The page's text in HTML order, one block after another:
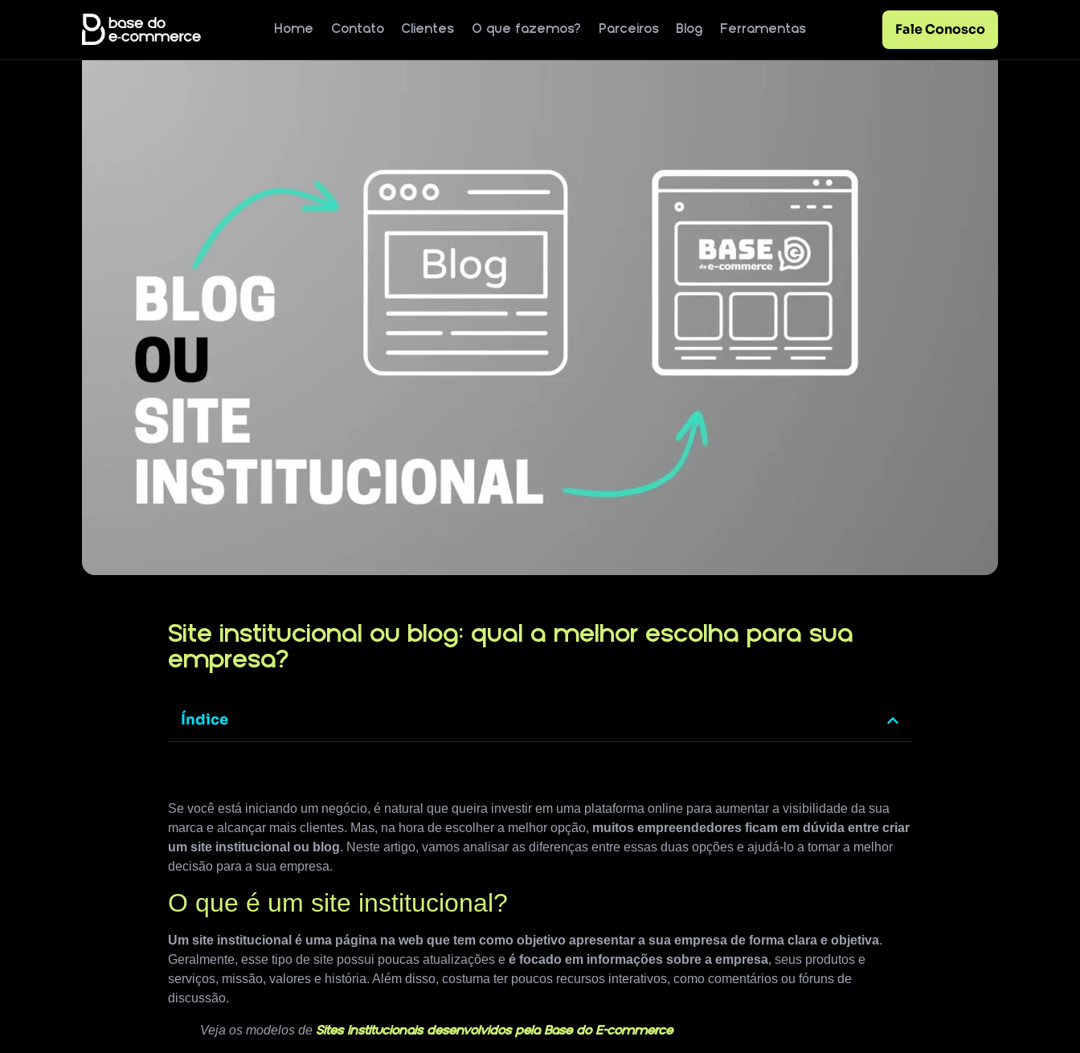
Home Contato Clientes O que fazemos? Parceiros Blog Ferramentas Fale Conosco
Site institucional ou blog: qual a melhor escolha para sua
empresa?
Índice
Se você está iniciando um negócio, é natural que queira investir em uma plataforma online para aumentar a visibilidade da sua
marca e alcançar mais clientes. Mas, na hora de escolher a melhor opção, muitos empreendedores ficam em dúvida entre criar
um site institucional ou blog. Neste artigo, vamos analisar as diferenças entre essas duas opções e ajudá-lo a tomar a melhor
decisão para a sua empresa.
O que é um site institucional?
Um site institucional é uma página na web que tem como objetivo apresentar a sua empresa de forma clara e objetiva.
Geralmente, esse tipo de site possui poucas atualizações e é focado em informações sobre a empresa, seus produtos e
serviços, missão, valores e história. Além disso, costuma ter poucos recursos interativos, como comentários ou fóruns de
discussão.
Veja os modelos de Sites Institucionais desenvolvidos pela Base do E-commerce